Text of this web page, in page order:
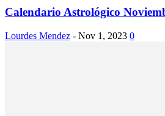
Calendario Astrológico
Lourdes Mendez - Nov 1, 2023 0